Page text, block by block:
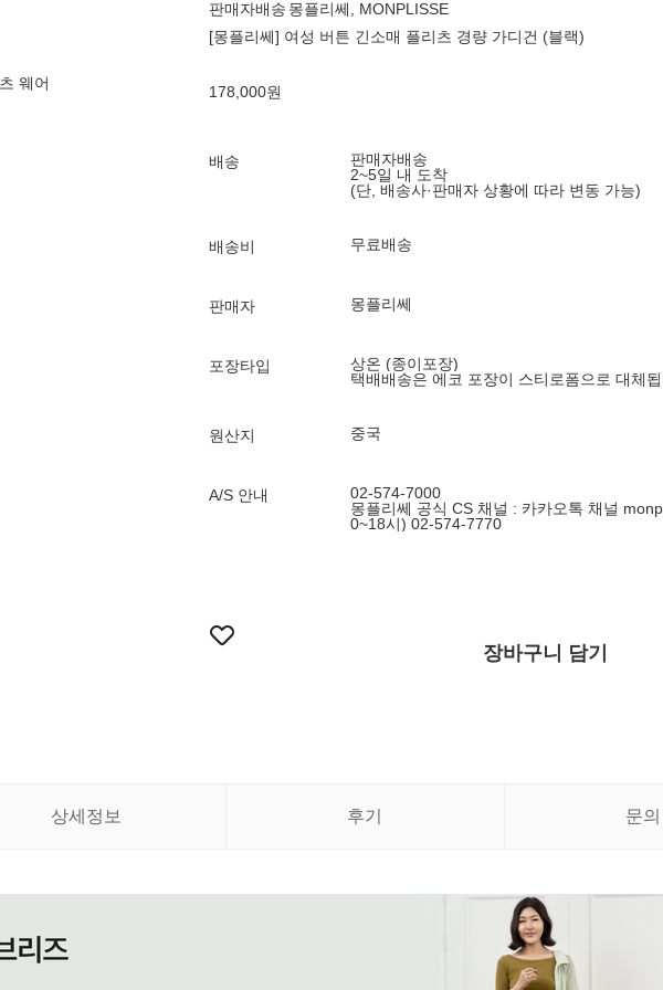
웨어
판매자배송 몽플리쎄, MONPLISSE
[몽플리쎄] 여성 버튼 긴소매 플리츠 경량 가디건 (블랙)
178,000원
배송
판매자배송
2~5일 내 도착
(단, 배송사·판매자 상황에 따라 변동 가능)
배송비 무료배송
판매자 몽플리쎄
포장타입
상온 (종이포장)
택배배송은 에코 포장이 스티로폼으로 대체됩
원산지 중국
A/S 안내
02-574-7000
몽플리쎄 공식 CS 채널 : 카카오톡 채널
0~18시) 02-574-7770
장바구니 담기
상세정보 후기 문의